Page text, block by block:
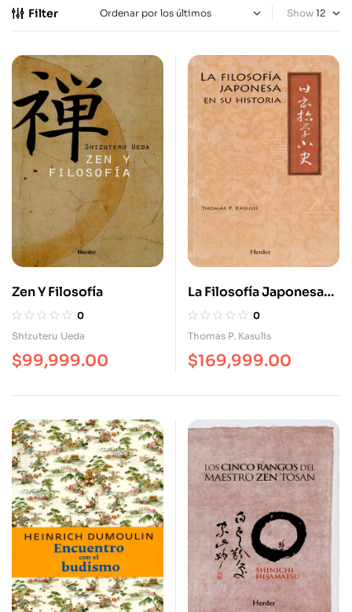
Filter Show
Zen Y Filosofía
0
Shizuteru Ueda
$99,999.00
La Filosofía Japonesa
En Su Historia
0
Thomas P. Kasulis
$169,999.00